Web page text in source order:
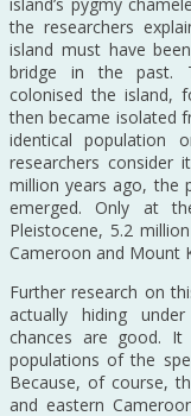
the researchers
island must have
bridge in the past.
colonised the island,
then became isolated
identical population
researchers consider
million years ago, the
emerged. Only at
Pleistocene, 5.2
Cameroon and Mount
Further research on
actually hiding
chances are good.
populations of the
Because, of course,
and eastern